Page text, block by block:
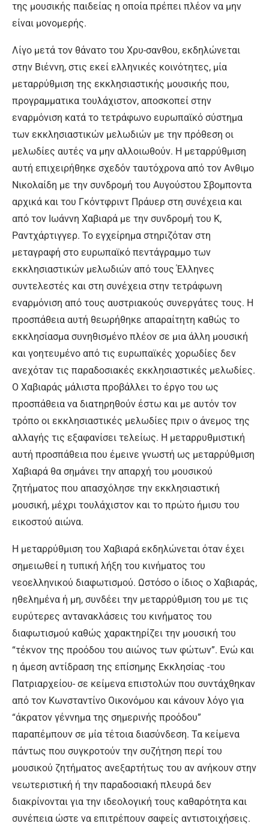
της μουσικής παιδείας η οποία πρέπει πλέον να μην
είναι μονομερής.
Λίγο μετά τον θάνατο του Χρυ-σανθου, εκδηλώνεται
στην Βιέννη, στις εκεί ελληνικές κοινότητες, μία
μεταρρύθμιση της εκκλησιαστικής μουσικής που,
προγραμματικα τουλάχιστον, αποσκοπεί στην
εναρμόνιση κατά το τετράφωνο ευρωπαϊκό σύστημα
των εκκλησιαστικών μελωδιών με την πρόθεση οι
μελωδίες αυτές να μην αλλοιωθούν. Η μεταρρύθμιση
αυτή επιχειρήθηκε σχεδόν ταυτόχρονα από τον Ανθιμο
Νικολαίδη με την συνδρομή του Αυγούστου Σβομποντα
αρχικά και του Γκόντφριντ Πράυερ στη συνέχεια και
από τον Ιωάννη Χαβιαρά με την συνδρομή του Κ,
Ραντχάρτιγγερ. Το εγχείρημα στηριζόταν στη
μεταγραφή στο ευρωπαϊκό πεντάγραμμο των
εκκλησιαστικών μελωδιών από τους Έλληνες
συντελεστές και στη συνέχεια στην τετράφωνη
εναρμόνιση από τους αυστριακούς συνεργάτες τους. Η
προσπάθεια αυτή θεωρήθηκε απαραίτητη καθώς το
εκκλησίασμα συνηθισμένο πλέον σε μια άλλη μουσική
και γοητευμένο από τις ευρωπαϊκές χορωδίες δεν
ανεχόταν τις παραδοσιακές εκκλησιαστικές μελωδίες.
Ο Χαβιαράς μάλιστα προβάλλει το έργο του ως
προσπάθεια να διατηρηθούν έστω και με αυτόν τον
τρόπο οι εκκλησιαστικές μελωδίες πριν ο άνεμος της
αλλαγής τις εξαφανίσει τελείως. Η μεταρρυθμιστική
αυτή προσπάθεια που έμεινε γνωστή ως μεταρρύθμιση
Χαβιαρά θα σημάνει την απαρχή του μουσικού
ζητήματος που απασχόλησε την εκκλησιαστική
μουσική, μέχρι τουλάχιστον και το πρώτο ήμισυ του
εικοστού αιώνα.
Η μεταρρύθμιση του Χαβιαρά εκδηλώνεται όταν έχει
σημειωθεί η τυπική λήξη του κινήματος του
νεοελληνικού διαφωτισμού. Ωστόσο ο ίδιος ο Χαβιαράς,
ηθελημένα ή μη, συνδέει την μεταρρύθμιση του με τις
ευρύτερες αντανακλάσεις του κινήματος του
διαφωτισμού καθώς χαρακτηρίζει την μουσική του
“τέκνον της προόδου του αιώνος των φώτων”. Ενώ και
η άμεση αντίδραση της επίσημης Εκκλησίας -του
Πατριαρχείου- σε κείμενα επιστολών που συντάχθηκαν
από τον Κωνσταντίνο Οικονόμου και κάνουν λόγο για
“άκρατον γέννημα της σημερινής προόδου”
παραπέμπουν σε μία τέτοια διασύνδεση. Τα κείμενα
πάντως που συγκροτούν την συζήτηση περί του
μουσικού ζητήματος ανεξαρτήτως του αν ανήκουν στην
νεωτεριστική ή την παραδοσιακή πλευρά δεν
διακρίνονται για την ιδεολογική τους καθαρότητα και
συνέπεια ώστε να επιτρέπουν σαφείς αντιστοιχήσεις.